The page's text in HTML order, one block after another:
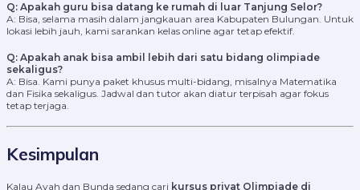
Q: Apakah guru bisa datang ke rumah di luar Tanjung Selor?
A: Bisa, selama masih dalam jangkauan area Kabupaten Bulungan. Untuk
lokasi lebih jauh, kami sarankan kelas online agar tetap efektif.
Q: Apakah anak bisa ambil lebih dari satu bidang olimpiade
sekaligus?
A: Bisa. Kami punya paket khusus multi-bidang, misalnya Matematika
dan Fisika sekaligus. Jadwal dan tutor akan diatur terpisah agar fokus
tetap terjaga.
Kesimpulan
Kalau Ayah dan Bunda sedang cari kursus privat Olimpiade di